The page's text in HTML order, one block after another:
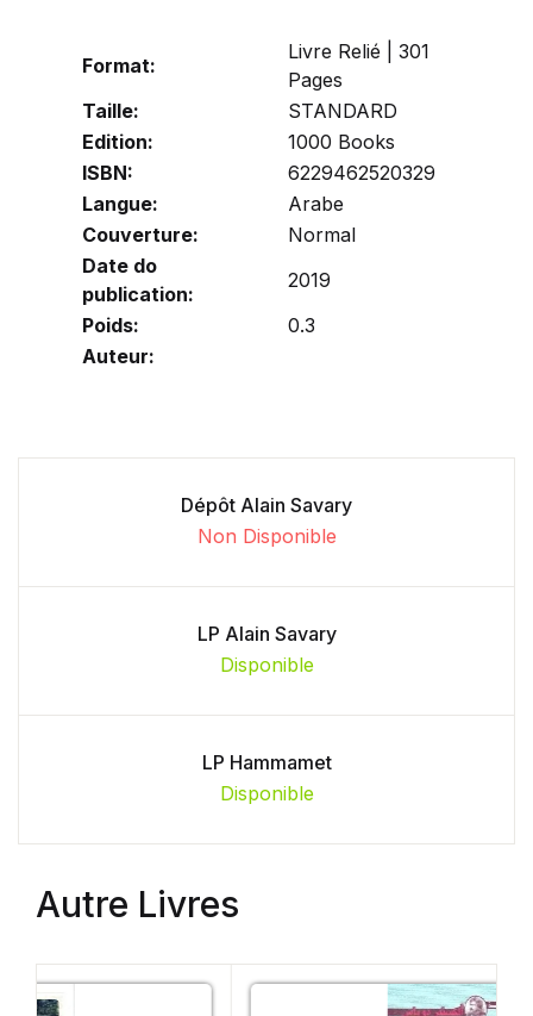
Format:
Livre Relié | 301
Pages
Taille:
STANDARD
Edition:
1000 Books
ISBN:
6229462520329
Langue:
Arabe
Couverture:
Normal
Date do
publication:
2019
Poids:
0.3
Auteur:
Dépôt Alain Savary
Non Disponible
LP Alain Savary
Disponible
LP Hammamet
Disponible
Autre Livres